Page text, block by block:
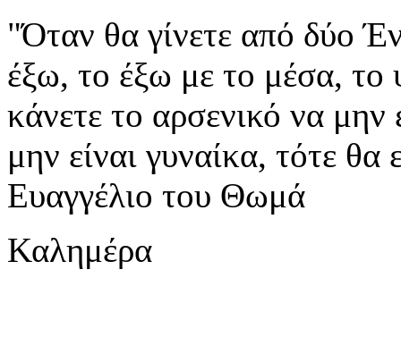
"Όταν θα γίνετε από δύο
έξω, το έξω με το μέσα,
κάνετε το αρσενικό να μην
μην είναι γυναίκα, τότε θα
Ευαγγέλιο του Θωμά
Καλημέρα